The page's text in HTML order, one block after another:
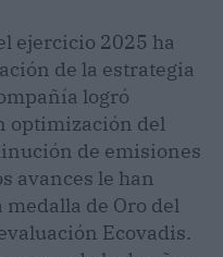
ejercicio 2025 ha
de la estrategia
logró
optimización del
de emisiones
avances le han
de Oro del
Ecovadis.